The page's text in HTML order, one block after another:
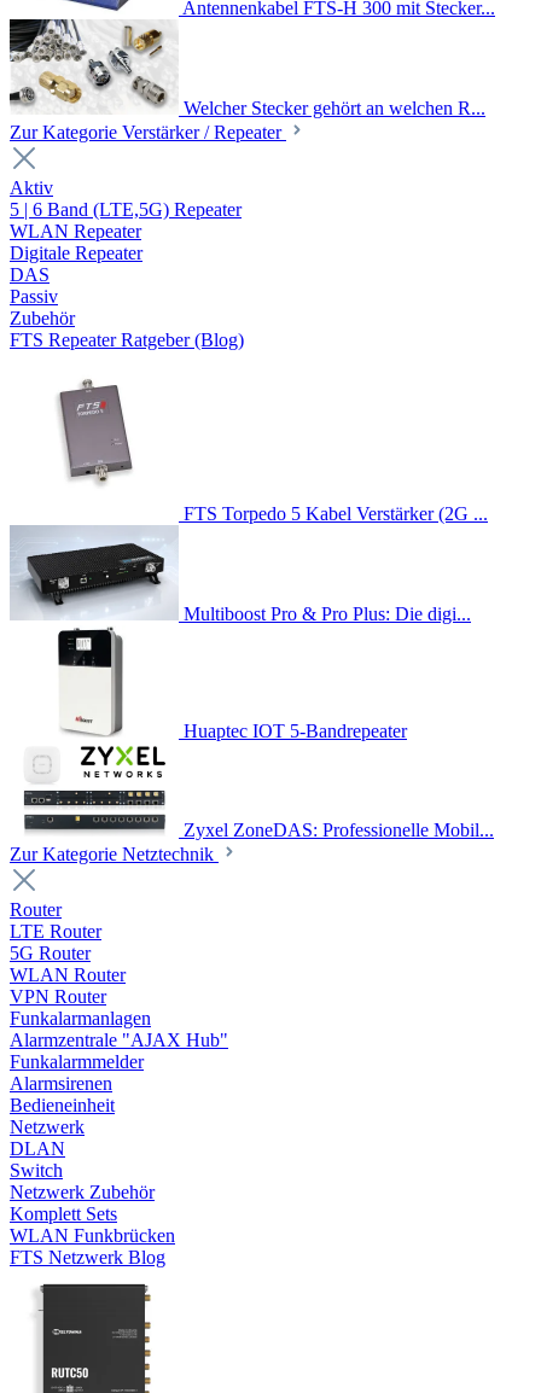
Antennenkabel FTS-H 300 mit Stecker...
Welcher Stecker gehört an welchen R...
Zur Kategorie Verstärker / Repeater
Aktiv
5 | 6 Band (LTE,5G) Repeater
WLAN Repeater
Digitale Repeater
DAS
Passiv
Zubehör
FTS Repeater Ratgeber (Blog)
FTS Torpedo 5 Kabel Verstärker (2G ...
Multiboost Pro & Pro Plus: Die digi...
Huaptec IOT 5-Bandrepeater
Zyxel ZoneDAS: Professionelle Mobil...
Zur Kategorie Netztechnik
Router
LTE Router
5G Router
WLAN Router
VPN Router
Funkalarmanlagen
Alarmzentrale "AJAX Hub"
Funkalarmmelder
Alarmsirenen
Bedieneinheit
Netzwerk
DLAN
Switch
Netzwerk Zubehör
Komplett Sets
WLAN Funkbrücken
FTS Netzwerk Blog